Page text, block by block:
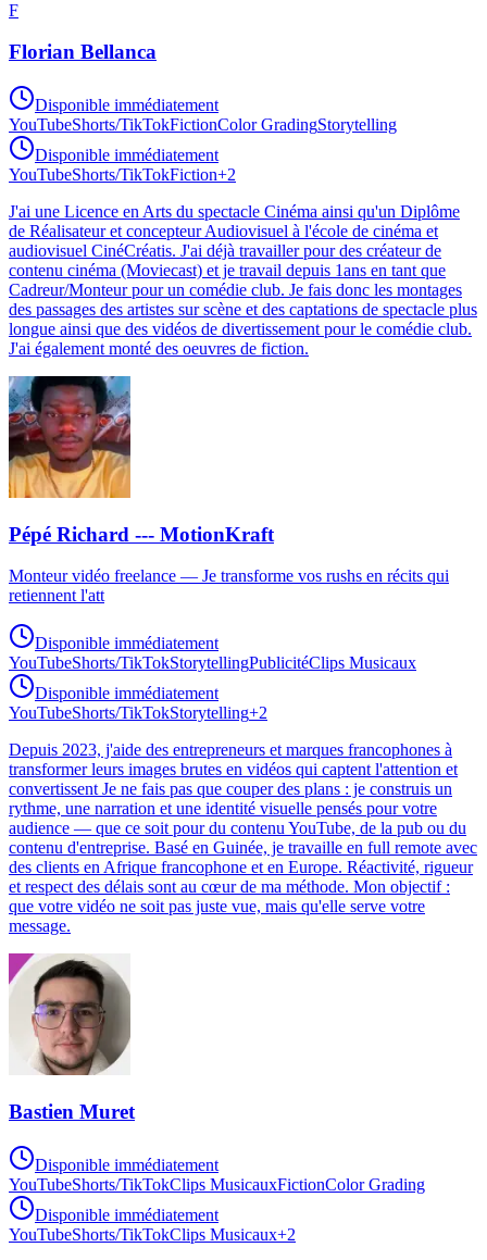
F
Florian Bellanca
Disponible immédiatement
YouTubeShorts/TikTokFictionColor GradingStorytelling
Disponible immédiatement
YouTubeShorts/TikTokFiction+2
J'ai une Licence en Arts du spectacle Cinéma ainsi qu'un Diplôme
de Réalisateur et concepteur Audiovisuel à l'école de cinéma et
audiovisuel CinéCréatis. J'ai déjà travailler pour des créateur de
contenu cinéma (Moviecast) et je travail depuis 1ans en tant que
Cadreur/Monteur pour un comédie club. Je fais donc les montages
des passages des artistes sur scène et des captations de spectacle plus
longue ainsi que des vidéos de divertissement pour le comédie club.
J'ai également monté des oeuvres de fiction.
Pépé Richard --- MotionKraft
Monteur vidéo freelance — Je transforme vos rushs en récits qui
retiennent l'att
Disponible immédiatement
YouTubeShorts/TikTokStorytellingPublicitéClips Musicaux
Disponible immédiatement
YouTubeShorts/TikTokStorytelling+2
Depuis 2023, j'aide des entrepreneurs et marques francophones à
transformer leurs images brutes en vidéos qui captent l'attention et
convertissent Je ne fais pas que couper des plans : je construis un
rythme, une narration et une identité visuelle pensés pour votre
audience — que ce soit pour du contenu YouTube, de la pub ou du
contenu d'entreprise. Basé en Guinée, je travaille en full remote avec
des clients en Afrique francophone et en Europe. Réactivité, rigueur
et respect des délais sont au cœur de ma méthode. Mon objectif :
que votre vidéo ne soit pas juste vue, mais qu'elle serve votre
message.
Bastien Muret
Disponible immédiatement
YouTubeShorts/TikTokClips MusicauxFictionColor Grading
Disponible immédiatement
YouTubeShorts/TikTokClips Musicaux+2